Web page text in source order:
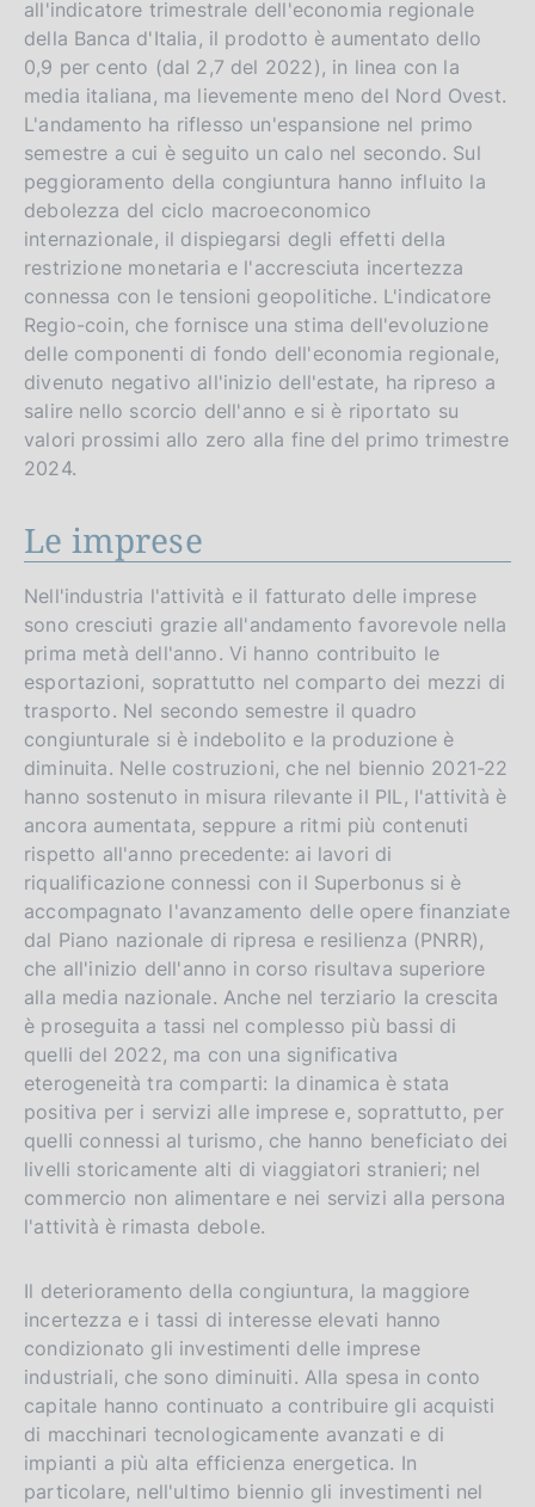
all'indicatore trimestrale dell'economia regionale
della Banca d'Italia, il prodotto è aumentato dello
0,9 per cento (dal 2,7 del 2022), in linea con la
media italiana, ma lievemente meno del Nord Ovest.
L'andamento ha riflesso un'espansione nel primo
semestre a cui è seguito un calo nel secondo. Sul
peggioramento della congiuntura hanno influito la
debolezza del ciclo macroeconomico
internazionale, il dispiegarsi degli effetti della
restrizione monetaria e l'accresciuta incertezza
connessa con le tensioni geopolitiche. L'indicatore
Regio-coin, che fornisce una stima dell'evoluzione
delle componenti di fondo dell'economia regionale,
divenuto negativo all'inizio dell'estate, ha ripreso a
salire nello scorcio dell'anno e si è riportato su
valori prossimi allo zero alla fine del primo trimestre
2024.
Le imprese
Nell'industria l'attività e il fatturato delle imprese
sono cresciuti grazie all'andamento favorevole nella
prima metà dell'anno. Vi hanno contribuito le
esportazioni, soprattutto nel comparto dei mezzi di
trasporto. Nel secondo semestre il quadro
congiunturale si è indebolito e la produzione è
diminuita. Nelle costruzioni, che nel biennio 2021-22
hanno sostenuto in misura rilevante il PIL, l'attività è
ancora aumentata, seppure a ritmi più contenuti
rispetto all'anno precedente: ai lavori di
riqualificazione connessi con il Superbonus si è
accompagnato l'avanzamento delle opere finanziate
dal Piano nazionale di ripresa e resilienza (PNRR),
che all'inizio dell'anno in corso risultava superiore
alla media nazionale. Anche nel terziario la crescita
è proseguita a tassi nel complesso più bassi di
quelli del 2022, ma con una significativa
eterogeneità tra comparti: la dinamica è stata
positiva per i servizi alle imprese e, soprattutto, per
quelli connessi al turismo, che hanno beneficiato dei
livelli storicamente alti di viaggiatori stranieri; nel
commercio non alimentare e nei servizi alla persona
l'attività è rimasta debole.
Il deterioramento della congiuntura, la maggiore
incertezza e i tassi di interesse elevati hanno
condizionato gli investimenti delle imprese
industriali, che sono diminuiti. Alla spesa in conto
capitale hanno continuato a contribuire gli acquisti
di macchinari tecnologicamente avanzati e di
impianti a più alta efficienza energetica. In
particolare, nell'ultimo biennio gli investimenti nel